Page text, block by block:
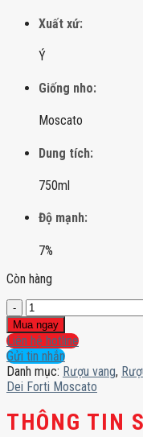
Xuất xứ:
Ý
Giống nho:
Moscato
Dung tích:
750ml
Độ mạnh:
7%
Còn hàng
Vang
nổ
Rocca
Dei
Forti
Moscato
số
lượng
Mua ngay
Liên hệ hotline
Gửi tin nhắn
Danh mục: Rượu vang,
Dei Forti Moscato
THÔNG TIN